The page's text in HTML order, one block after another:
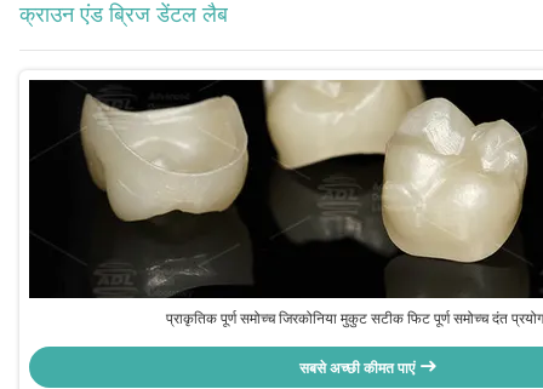
क्राउन एंड ब्रिज डेंटल लैब
प्राकृतिक पूर्ण समोच्च जिरकोनिया मुकुट सटीक फिट पूर्ण समोच्च दंत
सबसे अच्छी कीमत पाएं